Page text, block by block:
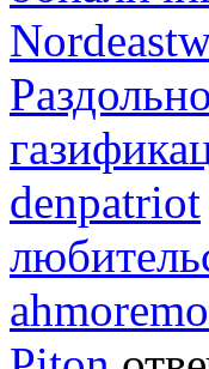
denpatriot